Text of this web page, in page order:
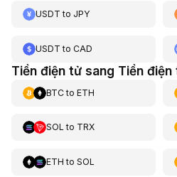
USDT to JPY
USDT to CAD
Tiền điện tử sang Tiền điện
BTCto ETH
SOL to TRX
ETH to SOL